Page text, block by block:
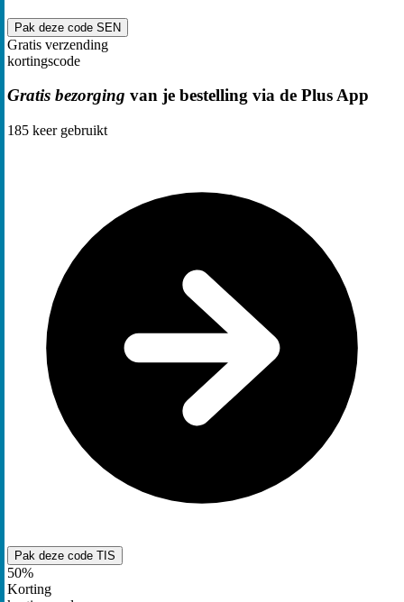
Pak deze code SEN
Gratis verzending
kortingscode
Gratis bezorging van je bestelling via de Plus App
185 keer gebruikt
Pak deze code TIS
50%
Korting